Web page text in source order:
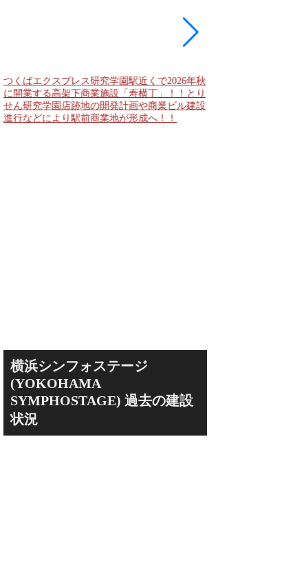
つくばエクスプレス研究学園駅近くで2026年秋
に開業する高架下商業施設「寿横丁」！！とり
せん研究学園店跡地の開発計画や商業ビル建設
進行などにより駅前商業地が形成へ！！
横浜シンフォステージ
(YOKOHAMA
SYMPHOSTAGE) 過去の建設
状況